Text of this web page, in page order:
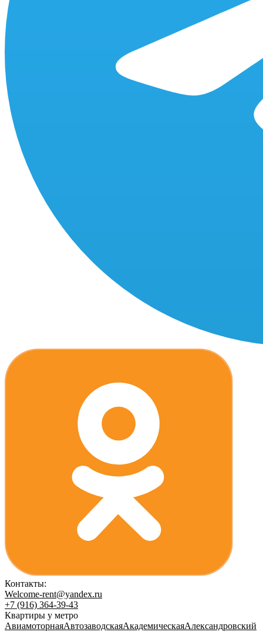
Контакты:
Welcome-rent@yandex.ru
+7 (916) 364-39-43
Квартиры у метро
АвиамоторнаяАвтозаводскаяАкадемическаяАлександровский